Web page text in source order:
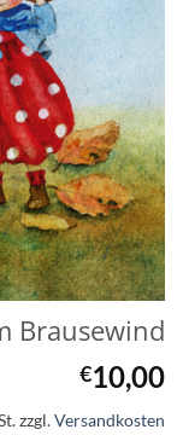
Brausewind
€10,00
zzgl.Versandkosten